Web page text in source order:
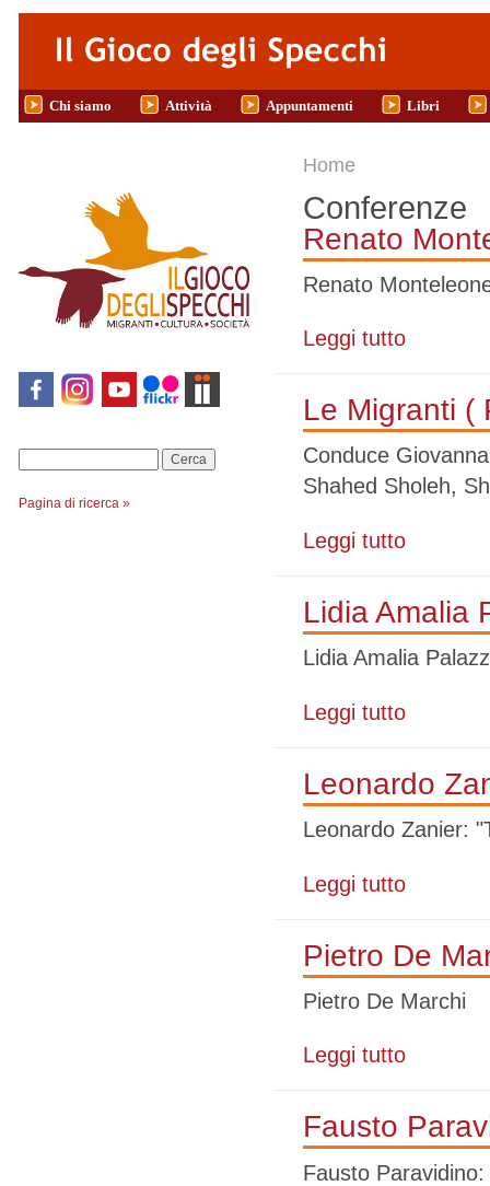
Salta al contenuto principale
Chi siamo Attività Appuntamenti Libri
Pagina di ricerca »
Tu sei qui
Home
Conferenze
Renato
Renato
Leggi tutto
Le Migranti (
Conduce
Shahed Sholeh,
Leggi tutto
Lidia Amalia
Lidia Amalia
Leggi tutto
Leonardo
Leonardo Zanier:
Leggi tutto
Pietro De
Pietro De Marchi
Leggi tutto
Fausto
Fausto